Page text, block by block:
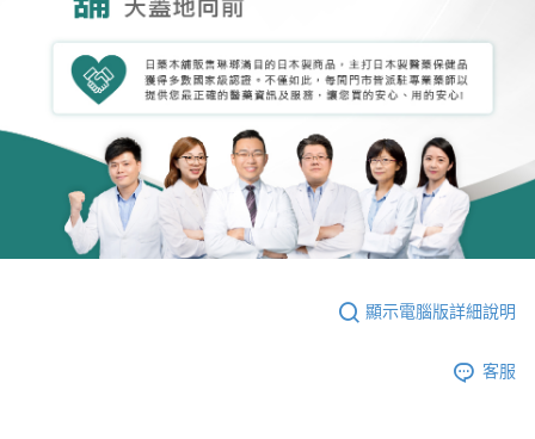
顯示電腦版詳細說明
客服